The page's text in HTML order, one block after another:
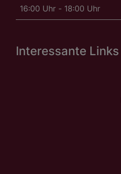
16:00 Uhr - 18:00 Uhr
Interessante Links